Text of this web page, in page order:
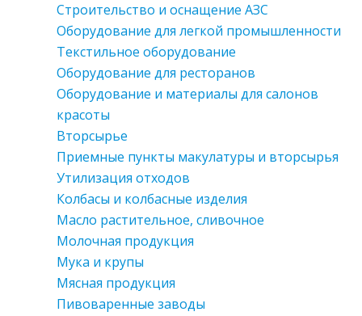
Строительство и оснащение АЗС
Оборудование для легкой промышленности
Текстильное оборудование
Оборудование для ресторанов
Оборудование и материалы для салонов
красоты
Вторсырье
Приемные пункты макулатуры и вторсырья
Утилизация отходов
Колбасы и колбасные изделия
Масло растительное, сливочное
Молочная продукция
Мука и крупы
Мясная продукция
Пивоваренные заводы